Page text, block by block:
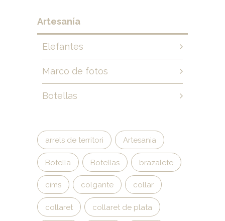
Artesanía
Elefantes
Marco de fotos
Botellas
arrels de territori Artesania
Botella Botellas brazalete
cims colgante collar
collaret collaret de plata